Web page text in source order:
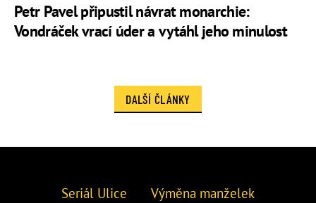
Petr Pavel připustil návrat monarchie:
Vondráček vrací úder a vytáhl jeho minulost
DALŠÍ ČLÁNKY
Seriál Ulice Výměna manželek